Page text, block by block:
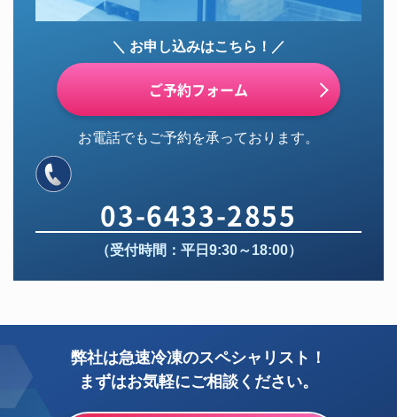
＼ お申し込みはこちら！／
ご予約フォーム
お電話でもご予約を承っております。
03-6433-2855
（受付時間：平日9:30～18:00）
弊社は急速冷凍のスペシャリスト！
まずはお気軽にご相談ください。